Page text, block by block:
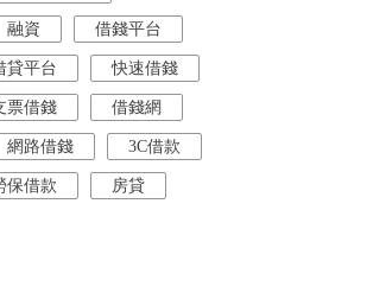
融資 借錢平台
貸平台 快速借錢
票借錢 借錢網
網路借錢 3C借款
保借款 房貸